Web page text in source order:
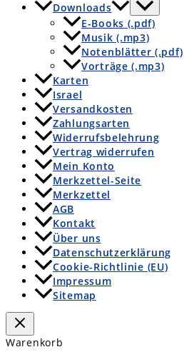
Downloads
E-Books (.pdf)
Musik (.mp3)
Notenblätter (.pdf)
Vorträge (.mp3)
Karten
Israel
Versandkosten
Zahlungsarten
Widerrufsbelehrung
Vertrag widerrufen
Mein Konto
Merkzettel-Seite
Merkzettel
AGB
Kontakt
Über uns
Datenschutzerklärung
Cookie-Richtlinie (EU)
Impressum
Sitemap
Warenkorb